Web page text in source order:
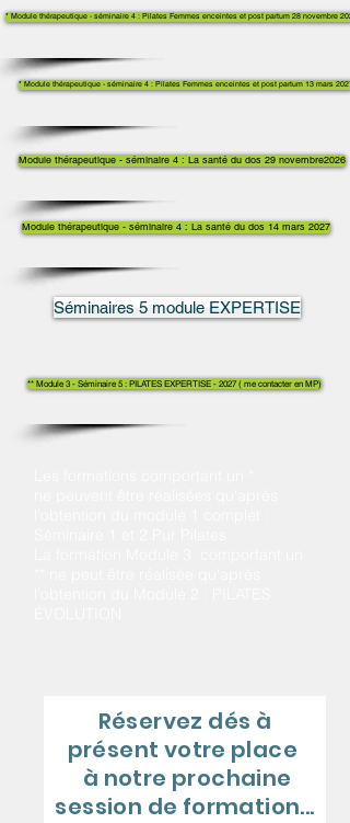
* Module thérapeutique - séminaire 4 : Pilates Femmes enceintes et post partum 28 novembre
* Module thérapeutique - séminaire 4 : Pilates Femmes enceintes et post partum 13 mars 2027
Module thérapeutique - séminaire 4 : La santé du dos 29 novembre2026
Module thérapeutique - séminaire 4 : La santé du dos 14 mars 2027
Séminaires 5 module EXPERTISE
** Module 3 - Séminaire 5 : PILATES EXPERTISE - 2027 ( me contacter en MP)
Réservez dés à
présent votre place
à notre prochaine
session de formation...